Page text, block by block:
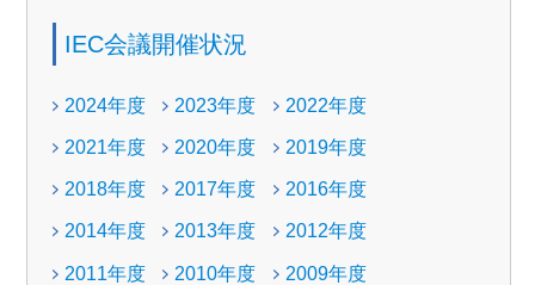
IEC会議開催状況
2024年度 2023年度 2022年度
2021年度 2020年度 2019年度
2018年度 2017年度 2016年度
2014年度 2013年度 2012年度
2011年度 2010年度 2009年度